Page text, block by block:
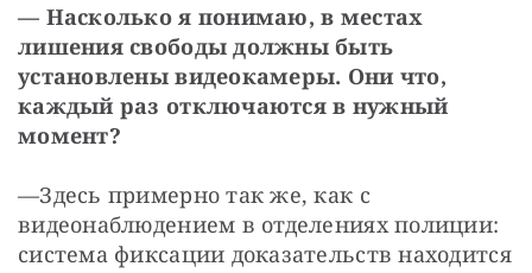
— Насколько я понимаю, в местах
лишения свободы должны быть
установлены видеокамеры. Они что,
каждый раз отключаются в нужный
момент?
—Здесь примерно так же, как с
видеонаблюдением в отделениях полиции:
система фиксации доказательств находится